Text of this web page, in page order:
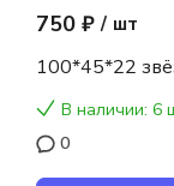
750 ₽ / шт
100*45*22
В наличии: 6
0